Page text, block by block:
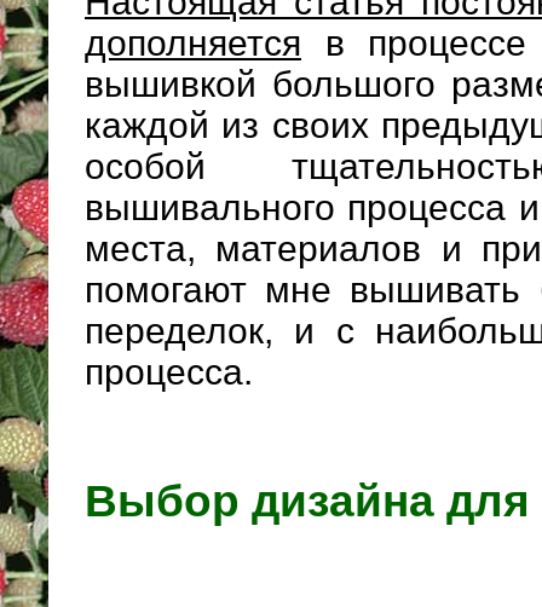
дополняется в
вышивкой большого
каждой из своих
особой
вышивального процесса
места, материалов и
помогают мне
переделок, и с
процесса.
Выбор дизайна